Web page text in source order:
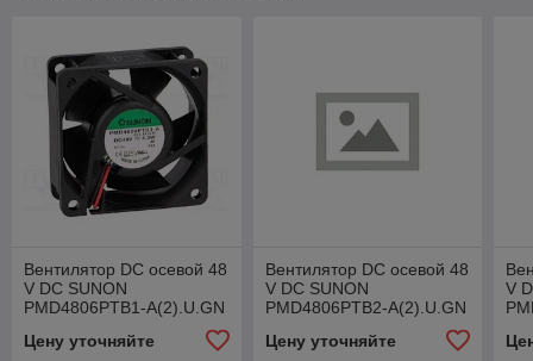
Вентилятор DC осевой 48
V DC SUNON
PMD4806PTB1-A(2).U.GN
Цену уточняйте
Вентилятор DC осевой 48
V DC SUNON
PMD4806PTB2-A(2).U.GN
Цену уточняйте
V